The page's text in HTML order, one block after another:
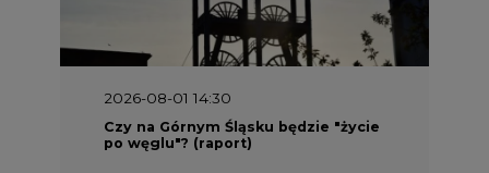
2026-08-01 14:30
Czy na Górnym Śląsku będzie "życie
po węglu"? (raport)